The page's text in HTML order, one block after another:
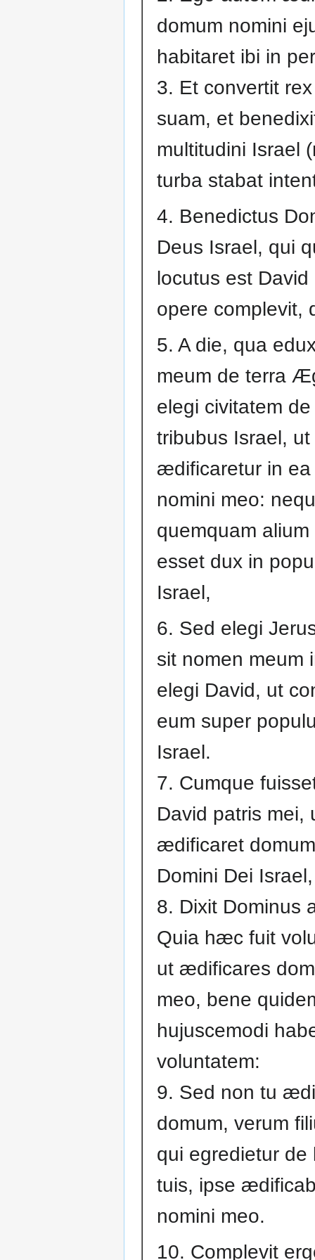
domum nomini
habitaret ibi in
3. Et convertit
suam, et
multitudini Israel
turba stabat
4. Benedictus
Deus Israel, qui
locutus est David
opere complevit,
5. A die, qua
meum de terra
elegi civitatem
tribubus Israel, ut
ædificaretur in ea
nomini meo:
quemquam
esset dux in
Israel,
6. Sed elegi
sit nomen meum
elegi David, ut
eum super
Israel.
7. Cumque
David patris mei,
ædificaret
Domini Dei Israel,
8. Dixit Dominus
Quia hæc fuit
ut ædificares
meo, bene
hujuscemodi
voluntatem:
9. Sed non tu
domum, verum
qui egredietur de
tuis, ipse
nomini meo.
10. Complevit